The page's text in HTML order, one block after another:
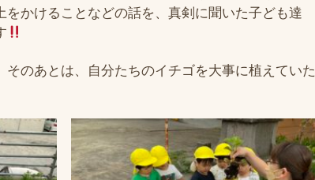
をかけることなどの話を、真剣に聞いた子ども達
のあとは、自分たちのイチゴを大事に植えていた